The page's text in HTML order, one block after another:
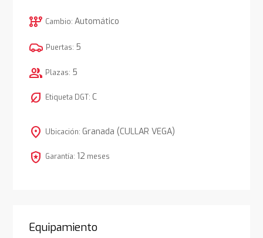
auto_transmission Cambio: Automático
Puertas: 5
group Plazas: 5
nest_eco_leaf Etiqueta DGT: C
location_on Ubicación: Granada (CULLAR VEGA)
local_police Garantía: 12 meses
Equipamiento